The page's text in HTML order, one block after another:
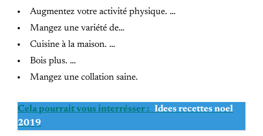
Augmentez votre activité physique. …
Mangez une variété de…
Cuisine à la maison. …
Bois plus. …
Mangez une collation saine.
Cela pourrait vous interrésser : Idees recettes noel
2019